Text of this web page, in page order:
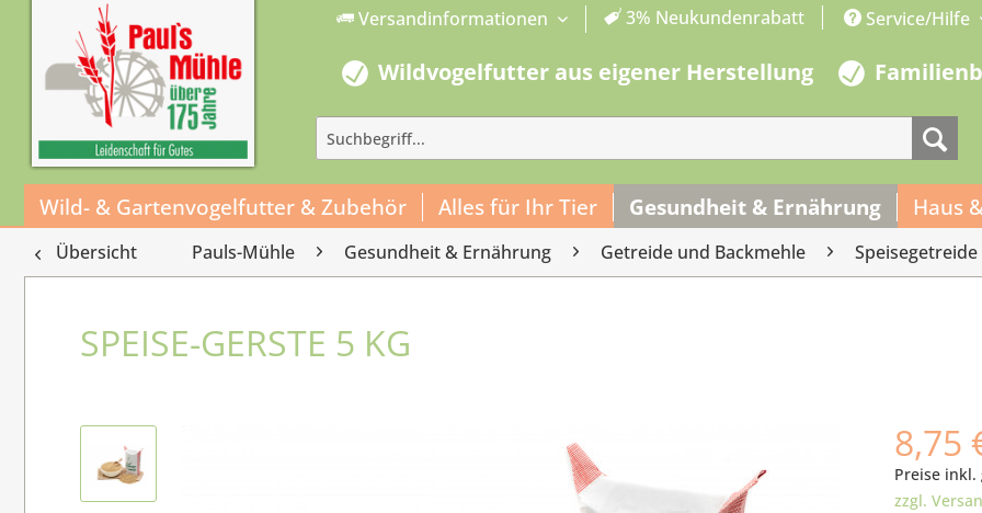
Versandinformationen 3% Neukundenrabatt Service/Hilfe
Wildvogelfutter aus eigener Herstellung
Wild- & Gartenvogelfutter & Zubehör Alles für Ihr Tier Gesundheit & Ernährung Haus
Übersicht Pauls-Mühle Gesundheit & Ernährung Getreide und Backmehle Speisegetreide
SPEISE-GERSTE 5 KG
8,75
Preise inkl.
zzgl.